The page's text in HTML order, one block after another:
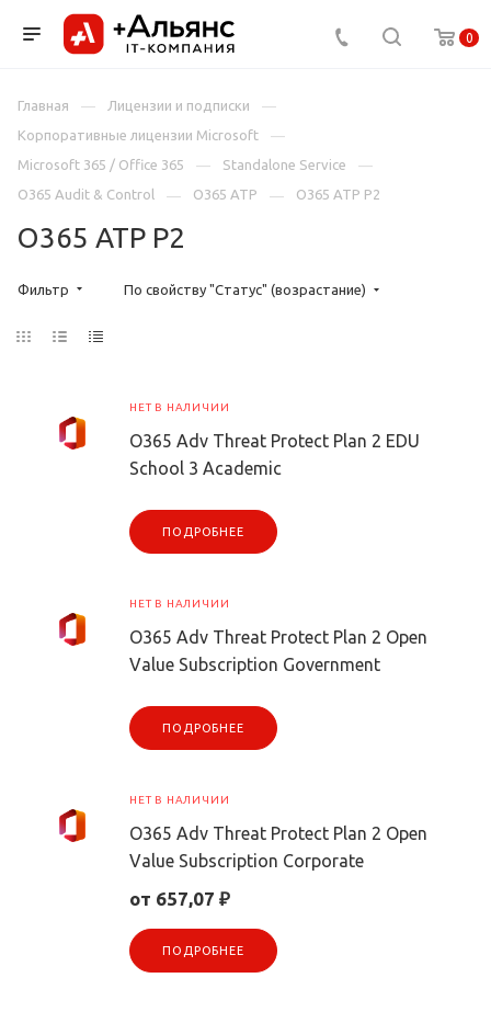
0
Главная
Лицензии и подписки
Корпоративные лицензии Microsoft
Microsoft 365 / Office 365
Standalone Service
O365 Audit & Control
O365 ATP O365 ATP P2
O365 ATP P2
Фильтр По свойству "Статус" (возрастание)
НЕТ В НАЛИЧИИ
O365 Adv Threat Protect Plan 2 EDU
School 3 Academic
ПОДРОБНЕЕ
НЕТ В НАЛИЧИИ
O365 Adv Threat Protect Plan 2 Open
Value Subscription Government
ПОДРОБНЕЕ
НЕТ В НАЛИЧИИ
O365 Adv Threat Protect Plan 2 Open
Value Subscription Corporate
от 657,07 ₽
ПОДРОБНЕЕ